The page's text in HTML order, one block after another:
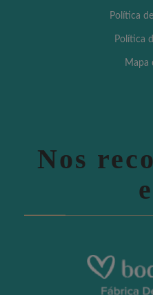
Política
Política
Mapa
Nos